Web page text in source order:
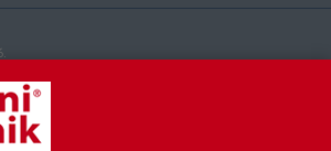
predstavio luksuznu limuzinu veću od
S-klase, obećava domet do 1.000